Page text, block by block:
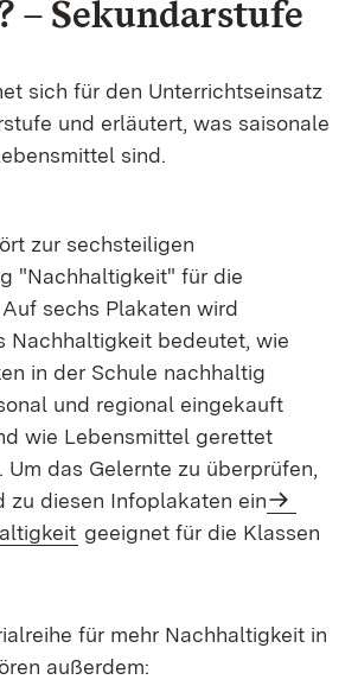
– Se­kun­dar­stu­fe
sich für den Unterrichtseinsatz
und erläutert, was saisonale
sind.
zur sechsteiligen
"Nachhaltigkeit" für die
sechs Plakaten wird
Nachhaltigkeit bedeutet, wie
in der Schule nachhaltig
und regional eingekauft
wie Lebensmittel gerettet
Um das Gelernte zu überprüfen,
zu diesen Infoplakaten ein
geeignet für die Klassen
für mehr Nachhaltigkeit in
außerdem: